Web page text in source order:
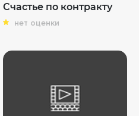
Счастье по контракту
нет оценки